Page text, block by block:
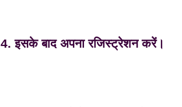
4. इसके बाद अपना रजिस्ट्रेशन करें।